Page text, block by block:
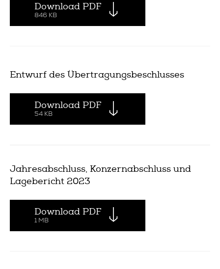
Download PDF
846 KB
Entwurf des Übertragungsbeschlusses
Download PDF
54 KB
Jahresabschluss, Konzernabschluss und
Lagebericht 2023
Download PDF
1 MB